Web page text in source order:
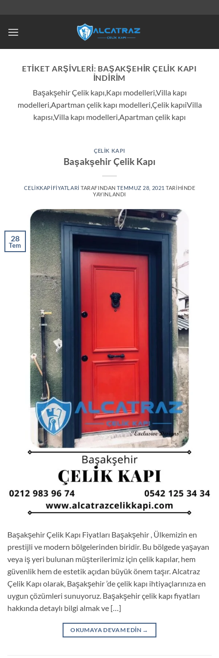
ETIKET ARŞIVLERI: BAŞAKŞEHIR ÇELIK KAPI
INDIRIM
Başakşehir Çelik kapı,Kapı modelleri,Villa kapı
modelleri,Apartman çelik kapı modelleri,Çelik kapıiVilla
kapısı,Villa kapı modelleri,Apartman çelik kapı
ÇELIK KAPI
Başakşehir Çelik Kapı
CELIKKAPIFIYATLARI TARAFINDAN TEMMUZ 28, 2021 TARIHINDE
YAYINLANDI
28
Tem
Başakşehir Çelik Kapı Fiyatları Başakşehir , Ülkemizin en
prestijli ve modern bölgelerinden biridir. Bu bölgede yaşayan
veya iş yeri bulunan müşterilerimiz için çelik kapılar, hem
güvenlik hem de estetik açıdan büyük önem taşır. Alcatraz
Çelik Kapı olarak, Başakşehir ’de çelik kapı ihtiyaçlarınıza en
uygun çözümleri sunuyoruz. Başakşehir çelik kapı fiyatları
hakkında detaylı bilgi almak ve […]
OKUMAYA DEVAM EDIN →